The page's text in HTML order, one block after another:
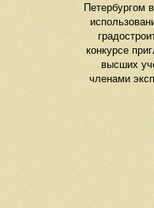
Петербургом
конкурсе
высших
членами